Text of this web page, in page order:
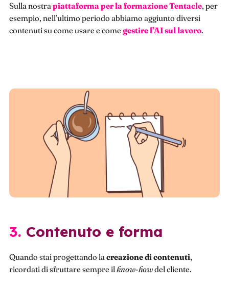
Sulla nostrapiattaforma per la formazione Tentacle, per
esempio, nell’ultimo periodo abbiamo aggiunto diversi
contenuti su come usare e come gestire l’AI sul lavoro.
3. Contenuto e forma
Quando stai progettando lacreazione di contenuti,
ricordati di sfruttare sempre ilknow-howdel cliente.